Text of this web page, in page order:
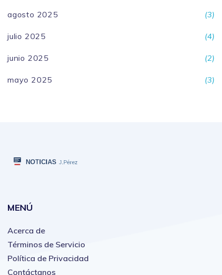
agosto 2025 (3)
julio 2025 (4)
junio 2025 (2)
mayo 2025 (3)
MENÚ
Acerca de
Términos de Servicio
Política de Privacidad
Contáctanos